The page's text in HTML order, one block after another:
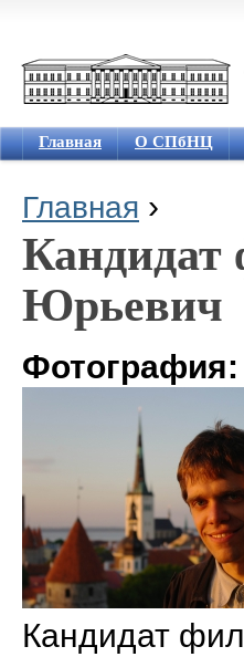
Главная О СПбНЦ
Вы здесь
Главная ›
Кандидат
Юрьевич
Фотография:
Кандидат